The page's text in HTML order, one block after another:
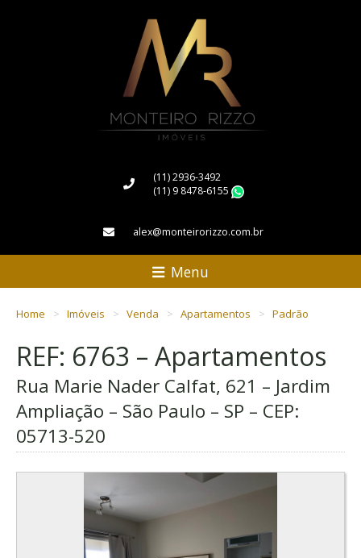
(11) 2936-3492
(11) 9 8478-6155
alex@monteirorizzo.com.br
Menu
Home Imóveis Venda Apartamentos Padrão
REF: 6763 – Apartamentos
Rua Marie Nader Calfat, 621 – Jardim
Ampliação – São Paulo – SP – CEP:
05713-520